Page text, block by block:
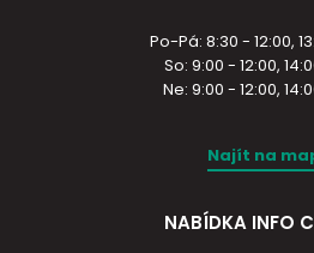
Po-Pá: 8:30 - 12:00,
So: 9:00 - 12:00,
Ne: 9:00 - 12:00,
Najít na
NABÍDKA INFO